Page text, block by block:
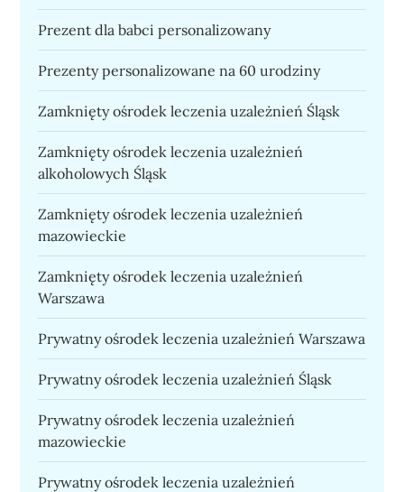
Prezent dla babci personalizowany
Prezenty personalizowane na 60 urodziny
Zamknięty ośrodek leczenia uzależnień Śląsk
Zamknięty ośrodek leczenia uzależnień
alkoholowych Śląsk
Zamknięty ośrodek leczenia uzależnień
mazowieckie
Zamknięty ośrodek leczenia uzależnień
Warszawa
Prywatny ośrodek leczenia uzależnień Warszawa
Prywatny ośrodek leczenia uzależnień Śląsk
Prywatny ośrodek leczenia uzależnień
mazowieckie
Prywatny ośrodek leczenia uzależnień